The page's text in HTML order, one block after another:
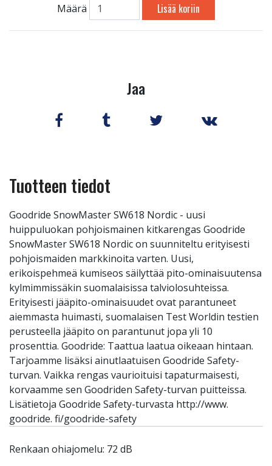
Määrä Lisää koriin
Jaa
Tuotteen tiedot
Goodride SnowMaster SW618 Nordic - uusi
huippuluokan pohjoismainen kitkarengas Goodride
SnowMaster SW618 Nordic on suunniteltu erityisesti
pohjoismaiden markkinoita varten. Uusi,
erikoispehmeä kumiseos säilyttää pito-ominaisuutensa
kylmimmissäkin suomalaisissa talviolosuhteissa.
Erityisesti jääpito-ominaisuudet ovat parantuneet
aiemmasta huimasti, suomalaisen Test Worldin testien
perusteella jääpito on parantunut jopa yli 10
prosenttia. Goodride: Taattua laatua oikeaan hintaan.
Tarjoamme lisäksi ainutlaatuisen Goodride Safety-
turvan. Vaikka rengas vaurioituisi tapaturmaisesti,
korvaamme sen Goodriden Safety-turvan puitteissa.
Lisätietoja Goodride Safety-turvasta http://www.
goodride. fi/goodride-safety
Renkaan ohiajomelu: 72 dB